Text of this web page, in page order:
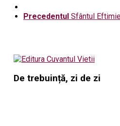
Precedentul Sfântul
De trebuință, zi de zi